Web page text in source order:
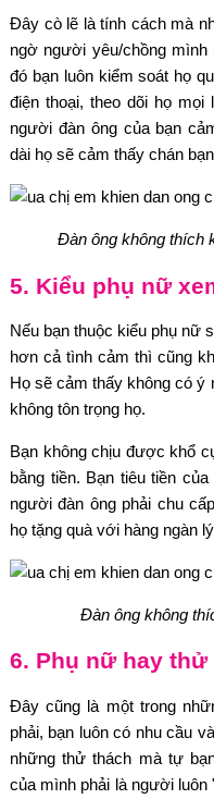
Đây cò lẽ là tính cách mà
ngờ người yêu/chồng
đó bạn luôn kiểm soát họ
điện thoại, theo dõi họ
người đàn ông của bạn
dài họ sẽ cảm thấy chán
Đàn ông không thích
5. Kiểu phụ nữ
Nếu bạn thuộc kiểu phụ nữ
hơn cả tình cảm thì cũng
Họ sẽ cảm thấy không có ý
không tôn trọng họ.
Bạn không chịu được khổ
bằng tiền. Bạn tiêu tiền
người đàn ông phải chu
họ tặng quà với hàng ngàn
Đàn ông không
6. Phụ nữ hay
Đây cũng là một trong
phải, bạn luôn có nhu cầu
những thử thách mà tự
của mình phải là người luôn